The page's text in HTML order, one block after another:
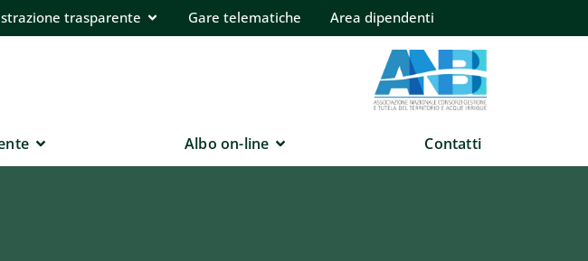
trasparente Gare telematiche Area dipendenti
Albo on-line Contatti